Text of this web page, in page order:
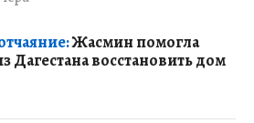
Жасмин помогла
Дагестана восстановить дом